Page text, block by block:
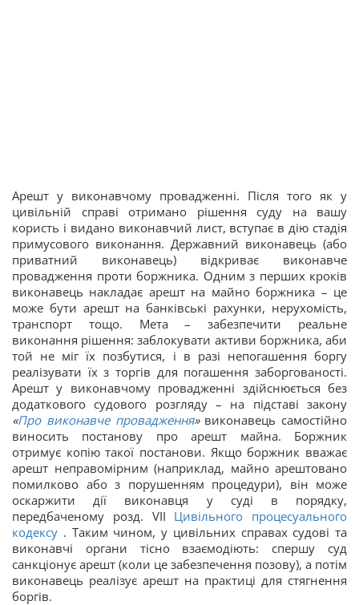
Арешт у виконавчому провадженні. Після того як у
цивільній справі отримано рішення суду на вашу
користь і видано виконавчий лист, вступає в дію стадія
примусового виконання. Державний виконавець (або
приватний виконавець) відкриває виконавче
провадження проти боржника. Одним з перших кроків
виконавець накладає арешт на майно боржника – це
може бути арешт на банківські рахунки, нерухомість,
транспорт тощо. Мета – забезпечити реальне
виконання рішення: заблокувати активи боржника, аби
той не міг їх позбутися, і в разі непогашення боргу
реалізувати їх з торгів для погашення заборгованості.
Арешт у виконавчому провадженні здійснюється без
додаткового судового розгляду – на підставі закону
«Про виконавче провадження»виконавець самостійно
виносить постанову про арешт майна. Боржник
отримує копію такої постанови. Якщо боржник вважає
арешт неправомірним (наприклад, майно арештовано
помилково або з порушенням процедури), він може
оскаржити дії виконавця у суді в порядку,
передбаченому розд. VII Цивільного процесуального
кодексу . Таким чином, у цивільних справах судові та
виконавчі органи тісно взаємодіють: спершу суд
санкціонує арешт (коли це забезпечення позову), а потім
виконавець реалізує арешт на практиці для стягнення
боргів.